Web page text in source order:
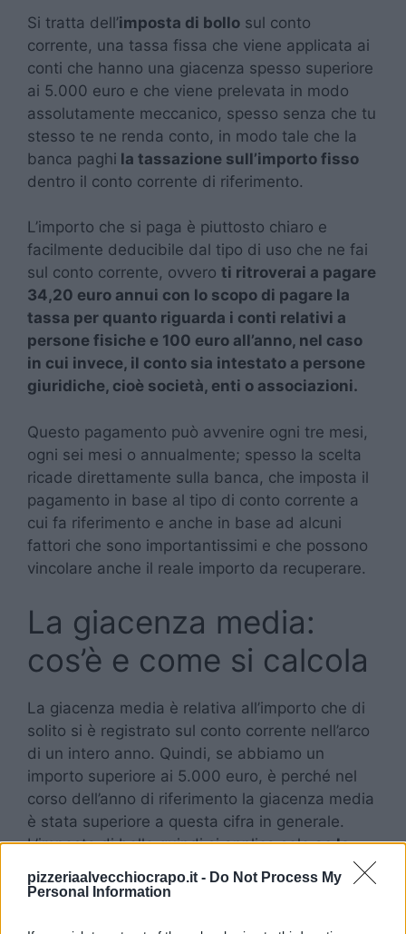
pizzeriaalvecchiocrapo.it - Do Not Process My
Personal Information
Si tratta dell’imposta di bollo sul conto
corrente, una tassa fissa che viene applicata ai
conti che hanno una giacenza spesso superiore
ai 5.000 euro e che viene prelevata in modo
assolutamente meccanico, spesso senza che tu
stesso te ne renda conto, in modo tale che la
banca paghi la tassazione sull’importo fisso
dentro il conto corrente di riferimento.
L’importo che si paga è piuttosto chiaro e
facilmente deducibile dal tipo di uso che ne fai
sul conto corrente, ovvero ti ritroverai a pagare
34,20 euro annui con lo scopo di pagare la
tassa per quanto riguarda i conti relativi a
persone fisiche e 100 euro all’anno, nel caso
in cui invece, il conto sia intestato a persone
giuridiche, cioè società, enti o associazioni.
Questo pagamento può avvenire ogni tre mesi,
ogni sei mesi o annualmente; spesso la scelta
ricade direttamente sulla banca, che imposta il
pagamento in base al tipo di conto corrente a
cui fa riferimento e anche in base ad alcuni
fattori che sono importantissimi e che possono
vincolare anche il reale importo da recuperare.
La giacenza media:
cos’è e come si calcola
La giacenza media è relativa all’importo che di
solito si è registrato sul conto corrente nell’arco
di un intero anno. Quindi, se abbiamo un
importo superiore ai 5.000 euro, è perché nel
corso dell’anno di riferimento la giacenza media
è stata superiore a questa cifra in generale.
L’imposta di bollo quindi si applica solose la
giacenza media è superiore ai 5.000 euro.